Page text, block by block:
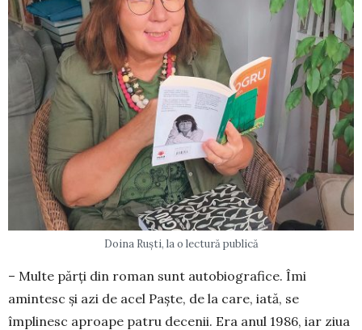
Doina Ruști, la o lectură publică
– Multe părți din roman sunt autobiografice. Îmi
amintesc și azi de acel Paște, de la care, iată, se
împlinesc aproape patru decenii. Era anul 1986, iar ziua